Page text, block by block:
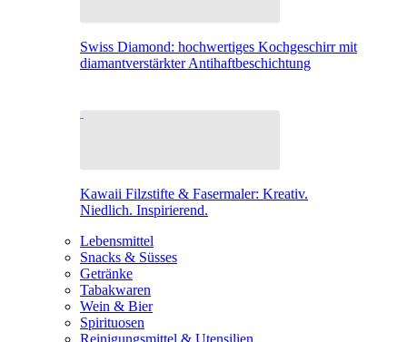
Swiss Diamond: hochwertiges Kochgeschirr mit
diamantverstärkter Antihaftbeschichtung
Kawaii Filzstifte & Fasermaler: Kreativ.
Niedlich. Inspirierend.
Lebensmittel
Snacks & Süsses
Getränke
Tabakwaren
Wein & Bier
Spirituosen
Reinigungsmittel & Utensilien